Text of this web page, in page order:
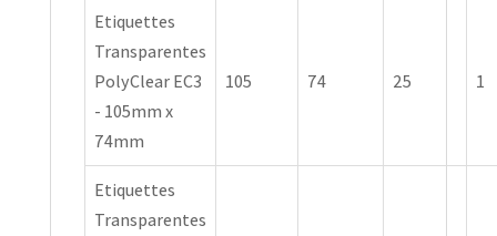
Etiquettes
Transparentes
PolyClear EC3
- 105mm x
74mm
105 74 25 1
Etiquettes
Transparentes